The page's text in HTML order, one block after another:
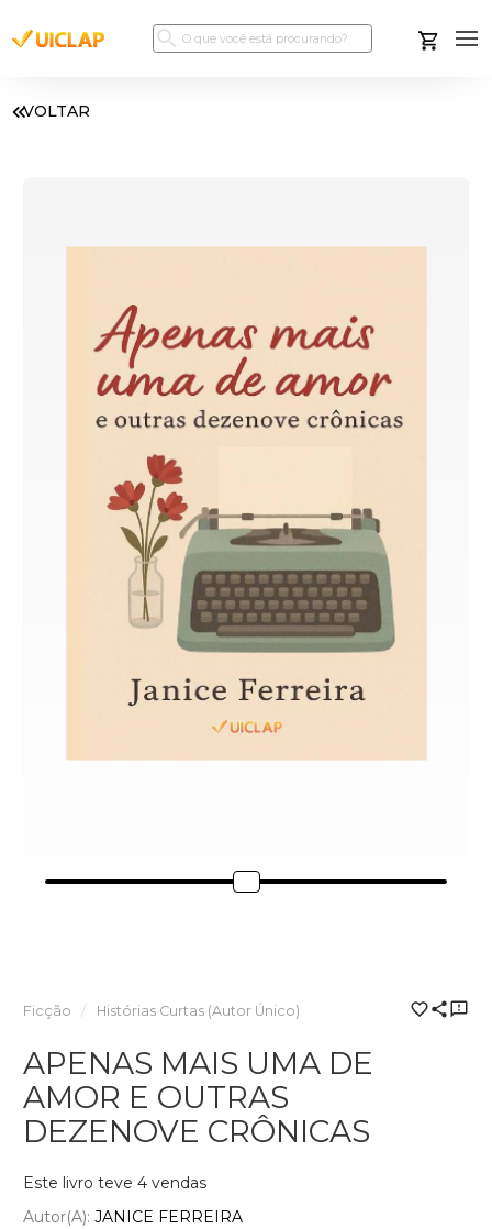
VOLTAR
Ficção Histórias Curtas (Autor Único)
APENAS MAIS UMA DE
AMOR E OUTRAS
DEZENOVE CRÔNICAS
Este livro teve 4 vendas
Autor(a): JANICE FERREIRA